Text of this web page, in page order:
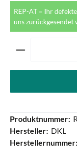
REP-AT = Ihr
uns zurückgesendet
Produkt Anzahl:
Produktnummer:
Hersteller: DKL
Herstellernummer: